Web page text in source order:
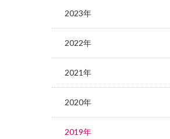
2023年
2022年
2021年
2020年
2019年